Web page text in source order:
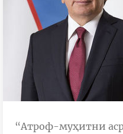
“Атроф-муҳитни